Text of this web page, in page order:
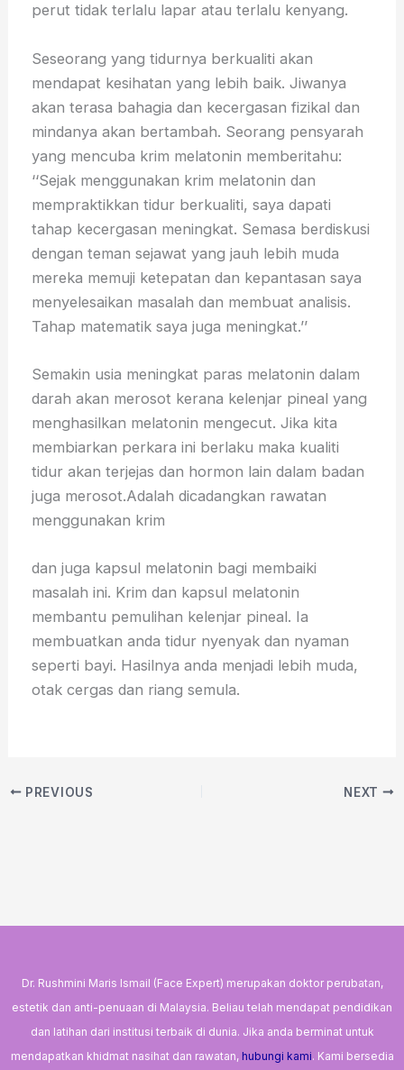
perut tidak terlalu lapar atau terlalu kenyang.
Seseorang yang tidurnya berkualiti akan
mendapat kesihatan yang lebih baik. Jiwanya
akan terasa bahagia dan kecergasan fizikal dan
mindanya akan bertambah. Seorang pensyarah
yang mencuba krim melatonin memberitahu:
‘‘Sejak menggunakan krim melatonin dan
mempraktikkan tidur berkualiti, saya dapati
tahap kecergasan meningkat. Semasa berdiskusi
dengan teman sejawat yang jauh lebih muda
mereka memuji ketepatan dan kepantasan saya
menyelesaikan masalah dan membuat analisis.
Tahap matematik saya juga meningkat.’’
Semakin usia meningkat paras melatonin dalam
darah akan merosot kerana kelenjar pineal yang
menghasilkan melatonin mengecut. Jika kita
membiarkan perkara ini berlaku maka kualiti
tidur akan terjejas dan hormon lain dalam badan
juga merosot.Adalah dicadangkan rawatan
menggunakan krim
dan juga kapsul melatonin bagi membaiki
masalah ini. Krim dan kapsul melatonin
membantu pemulihan kelenjar pineal. Ia
membuatkan anda tidur nyenyak dan nyaman
seperti bayi. Hasilnya anda menjadi lebih muda,
otak cergas dan riang semula.
PREVIOUS NEXT
Dr. Rushmini Maris Ismail (Face Expert) merupakan doktor perubatan,
estetik dan anti-penuaan di Malaysia. Beliau telah mendapat pendidikan
dan latihan dari institusi terbaik di dunia. Jika anda berminat untuk
mendapatkan khidmat nasihat dan rawatan, hubungi kami. Kami bersedia